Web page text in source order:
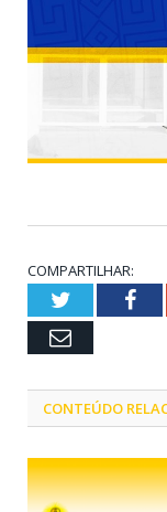
COMPARTILHAR:
Twitter
Email
CONTEÚDO